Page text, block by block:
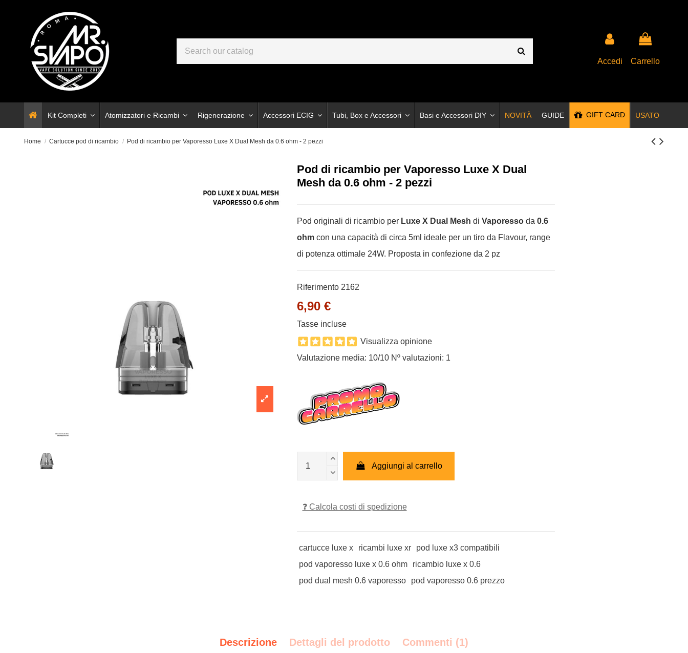
Accedi Carrello
Kit Completi Atomizzatori e Ricambi Rigenerazione Accessori ECIG Tubi, Box e Accessori Basi e Accessori DIY NOVITÀ GUIDE GIFT CARD USATO
Home Cartucce pod di ricambio Pod di ricambio per Vaporesso Luxe X Dual Mesh da 0.6 ohm - 2 pezzi
Pod di ricambio per Vaporesso Luxe X Dual
Mesh da 0.6 ohm - 2 pezzi
Pod originali di ricambio per Luxe X Dual Mesh diVaporesso da0.6
ohm con una capacità di circa 5ml ideale per un tiro da Flavour, range
di potenza ottimale 24W. Proposta in confezione da 2 pz
Riferimento 2162
6,90 €
Tasse incluse
Visualizza opinione
Valutazione media: 10/10 Nº valutazioni: 1
Aggiungi al carrello
❓ Calcola costi di spedizione
cartucce luxe x ricambi luxe xr
pod luxe x3 compatibili
pod vaporesso luxe x 0.6 ohm
ricambio luxe x 0.6
pod dual mesh 0.6 vaporesso
pod vaporesso 0.6 prezzo
Descrizione Dettagli del prodotto Commenti (1)